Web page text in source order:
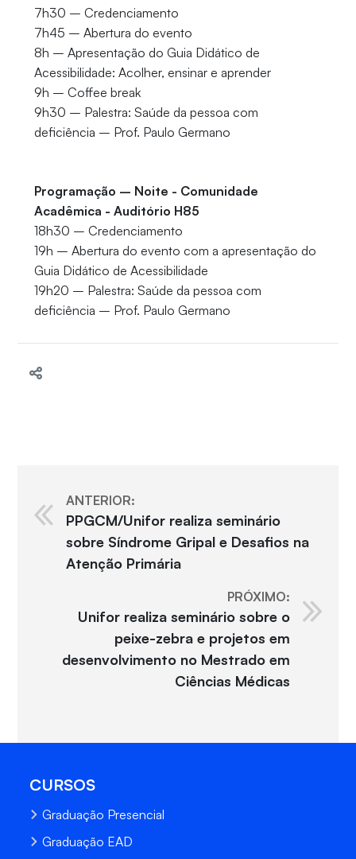
7h30 – Credenciamento
7h45 – Abertura do evento
8h – Apresentação do Guia Didático de
Acessibilidade: Acolher, ensinar e aprender
9h – Coffee break
9h30 – Palestra: Saúde da pessoa com
deficiência – Prof. Paulo Germano
Programação – Noite - Comunidade
Acadêmica - Auditório H85
18h30 – Credenciamento
19h – Abertura do evento com a apresentação do
Guia Didático de Acessibilidade
19h20 – Palestra: Saúde da pessoa com
deficiência – Prof. Paulo Germano
ANTERIOR:
PPGCM/Unifor realiza seminário
sobre Síndrome Gripal e Desafios na
Atenção Primária
PRÓXIMO:
Unifor realiza seminário sobre o
peixe-zebra e projetos em
desenvolvimento no Mestrado em
Ciências Médicas
CURSOS
Graduação Presencial
Graduação EAD